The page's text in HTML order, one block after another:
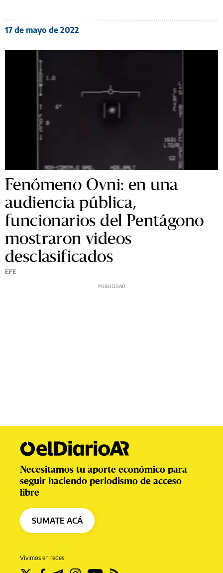
17 de mayo de 2022
Fenómeno Ovni: en una
audiencia pública,
funcionarios del Pentágono
mostraron videos
desclasificados
EFE
Vivimos en redes
Necesitamos tu aporte económico para
seguir haciendo periodismo de acceso
libre
SUMATE ACÁ